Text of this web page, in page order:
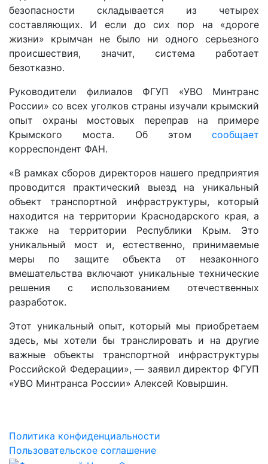
безопасности складывается из четырех
составляющих. И если до сих пор на «дороге
жизни» крымчан не было ни одного серьезного
происшествия, значит, система работает
безотказно.
Руководители филиалов ФГУП «УВО Минтранс
России» со всех уголков страны изучали крымский
опыт охраны мостовых переправ на примере
Крымского моста. Об этом сообщает
корреспондент ФАН.
«В рамках сборов директоров нашего предприятия
проводится практический выезд на уникальный
объект транспортной инфраструктуры, который
находится на территории Краснодарского края, а
также на территории Республики Крым. Это
уникальный мост и, естественно, принимаемые
меры по защите объекта от незаконного
вмешательства включают уникальные технические
решения с использованием отечественных
разработок.
Этот уникальный опыт, который мы приобретаем
здесь, мы хотели бы транслировать и на другие
важные объекты транспортной инфраструктуры
Российской Федерации», — заявил директор ФГУП
«УВО Минтранса России» Алексей Ковыршин.
Политика конфиденциальности
Пользовательское соглашение